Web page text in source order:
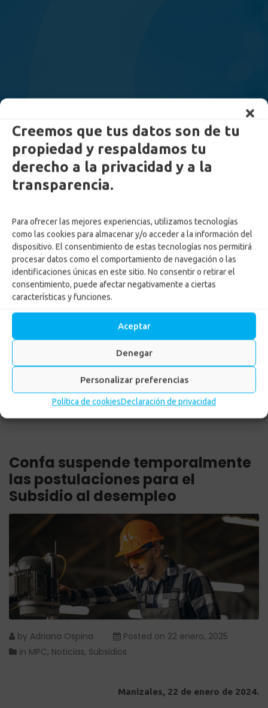
Creemos que tus datos son de tu
propiedad y respaldamos tu
derecho a la privacidad y a la
transparencia.
Para ofrecer las mejores experiencias, utilizamos tecnologías
como las cookies para almacenar y/o acceder a la información del
dispositivo. El consentimiento de estas tecnologías nos permitirá
procesar datos como el comportamiento de navegación o las
identificaciones únicas en este sitio. No consentir o retirar el
consentimiento, puede afectar negativamente a ciertas
características y funciones.
Aceptar
Denegar
Personalizar preferencias
Política de cookiesDeclaración de privacidad
Confa suspende
temporalmente las
postulaciones para el
Subsidio al desempleo
Confa suspende temporalmente las
postulaciones para el Subsidio al desempleo
Confa suspende temporalmente
las postulaciones para el
Subsidio al desempleo
by Adriana Ospina Posted on 22 enero, 2025
in MPC, Noticias, Subsidios
Manizales, 22 de enero de 2024.